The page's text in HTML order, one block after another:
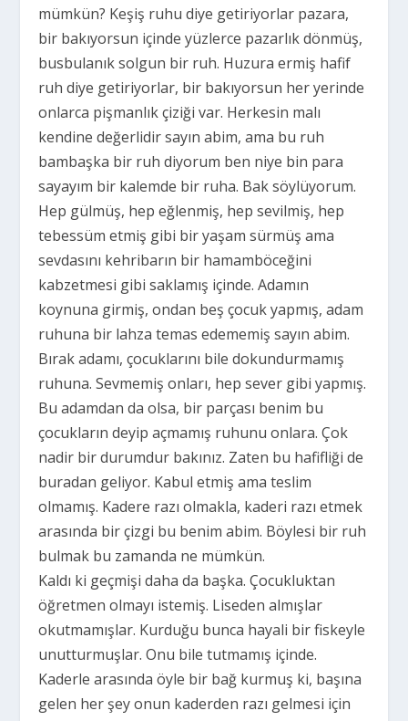
mümkün? Keşiş ruhu diye getiriyorlar pazara,
bir bakıyorsun içinde yüzlerce pazarlık dönmüş,
busbulanık solgun bir ruh. Huzura ermiş hafif
ruh diye getiriyorlar, bir bakıyorsun her yerinde
onlarca pişmanlık çiziği var. Herkesin malı
kendine değerlidir sayın abim, ama bu ruh
bambaşka bir ruh diyorum ben niye bin para
sayayım bir kalemde bir ruha. Bak söylüyorum.
Hep gülmüş, hep eğlenmiş, hep sevilmiş, hep
tebessüm etmiş gibi bir yaşam sürmüş ama
sevdasını kehribarın bir hamamböceğini
kabzetmesi gibi saklamış içinde. Adamın
koynuna girmiş, ondan beş çocuk yapmış, adam
ruhuna bir lahza temas edememiş sayın abim.
Bırak adamı, çocuklarını bile dokundurmamış
ruhuna. Sevmemiş onları, hep sever gibi yapmış.
Bu adamdan da olsa, bir parçası benim bu
çocukların deyip açmamış ruhunu onlara. Çok
nadir bir durumdur bakınız. Zaten bu hafifliği de
buradan geliyor. Kabul etmiş ama teslim
olmamış. Kadere razı olmakla, kaderi razı etmek
arasında bir çizgi bu benim abim. Böylesi bir ruh
bulmak bu zamanda ne mümkün.
Kaldı ki geçmişi daha da başka. Çocukluktan
öğretmen olmayı istemiş. Liseden almışlar
okutmamışlar. Kurduğu bunca hayali bir fiskeyle
unutturmuşlar. Onu bile tutmamış içinde.
Kaderle arasında öyle bir bağ kurmuş ki, başına
gelen her şey onun kaderden razı gelmesi için